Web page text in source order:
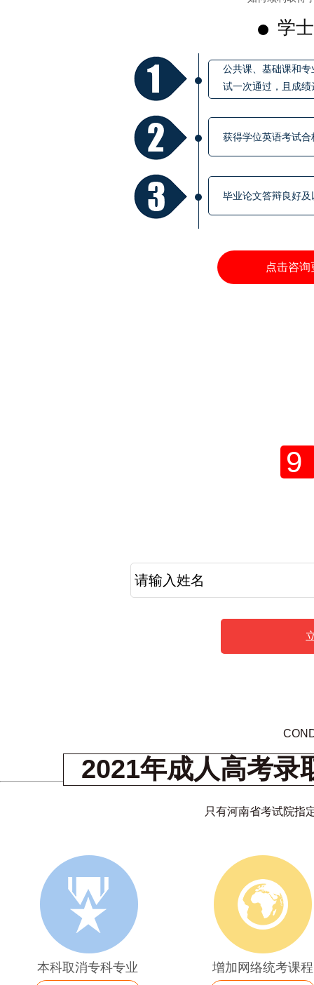
学
公共课、基础课和
试一次通过，且成绩
获得学位英语考试合
毕业论文答辩良好及
点击咨
9
2021年成人高考录
只有河南省考试院指
本科取消专科专业 增加网络统考课程